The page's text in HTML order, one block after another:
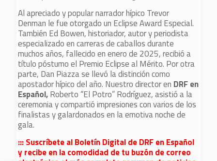
Al apreciado y popular narrador hípico Trevor
Denman le fue otorgado un Eclipse Award Especial.
También Ed Bowen, historiador, autor y periodista
especializado en carreras de caballos durante
muchos años, fallecido en enero de 2025, recibió a
título póstumo el Premio Eclipse al Mérito. Por otra
parte, Dan Piazza se llevó la distinción como
apostador hípico del año. Nuestro director en DRF en
Español,Roberto “El Potro” Rodríguez, asistió a la
ceremonia y compartió impresiones con varios de los
finalistas y galardonados en la emotiva noche de
gala.
::: Suscríbete al Boletín Digital de DRF en Español
y recibe en la comodidad de tu buzón de correo